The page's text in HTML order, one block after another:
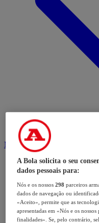
Modalidades
A Bola solicita o seu
dados pessoais para:
Nós e os nossos298 parceiros
dados de navegação ou
«Aceito», permite que as
apresentadas em «Nós e os
finalidades». Se, pelo contrário,